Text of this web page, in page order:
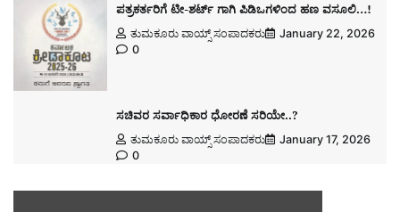
ಪತ್ರಕರ್ತರಿಗೆ ಟೀ-ಶರ್ಟ್ ಗಾಗಿ ಪಿಡಿಒಗಳಿಂದ ಹಣ ವಸೂಲಿ…!
ತುಮಕೂರು ವಾಯ್ಸ್ ಸಂಪಾದಕರು
January 22, 2026
0
ಸಚಿವರ ಸರ್ವಾಧಿಕಾರ ಧೋರಣೆ ಸರಿಯೇ..?
ತುಮಕೂರು ವಾಯ್ಸ್ ಸಂಪಾದಕರು
January 17, 2026
0